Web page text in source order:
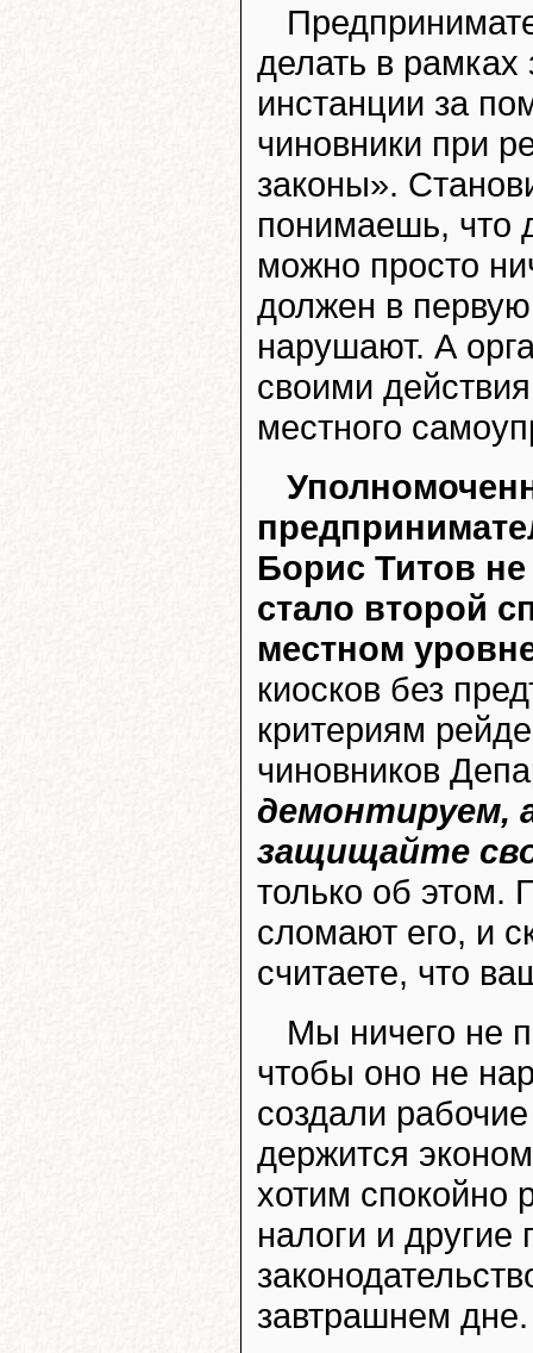
делать в
инстанции за
чиновники при
законы».
понимаешь, что
можно просто
должен в
нарушают. А
своими
местного
Борис Титов не
стало второй
местном
киосков без
критериям
чиновников
демонтируем,
защищайте
только об этом.
сломают его, и
считаете, что
Мы ничего не
чтобы оно не
создали
держится
хотим спокойно
налоги и
завтрашнем дне.